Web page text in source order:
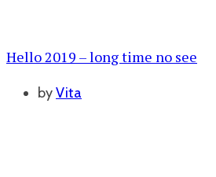
Hello 2019 – long time no see
byVita